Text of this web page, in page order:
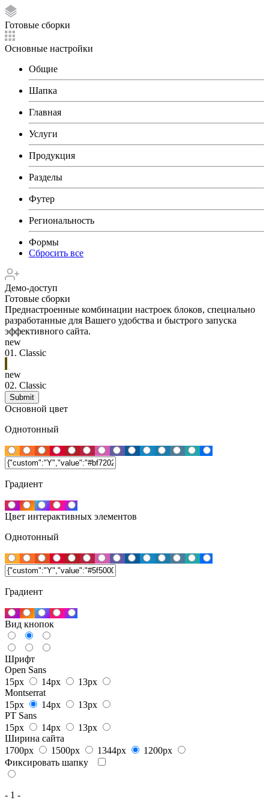
Готовые сборки
Основные настройки
Общие
Шапка
Главная
Услуги
Продукция
Разделы
Футер
Региональность
Формы
Сбросить все
Демо-доступ
Готовые сборки
Преднастроенные комбинации настроек блоков, специально
разработанные для Вашего удобства и быстрого запуска
эффективного сайта.
new
01. Classic
new
02. Classic
Основной цвет
Однотонный
Градиент
Цвет интерактивных элементов
Однотонный
Градиент
Вид кнопок
Шрифт
Open Sans
15px
14px
13px
Montserrat
15px
14px
13px
PT Sans
15px
14px
13px
Ширина сайта
1700px
1500px 1344px
1200px
Фиксировать шапку
- 1 -